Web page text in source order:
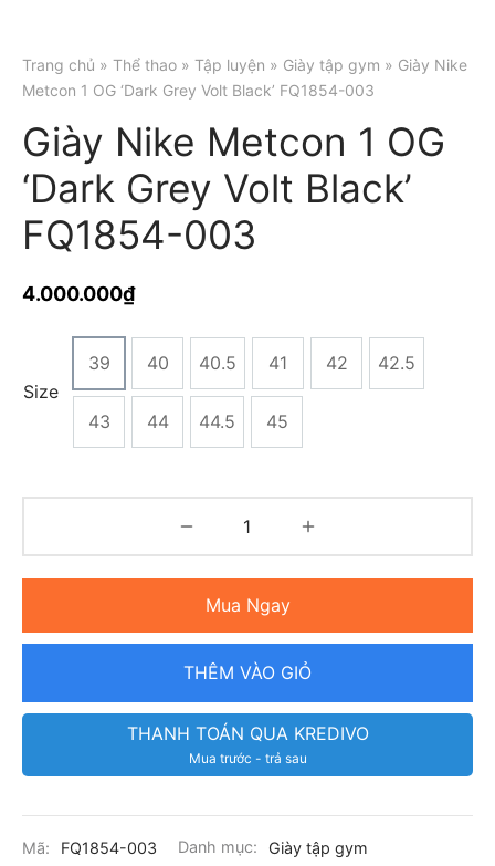
Trang chủ » Thể thao » Tập luyện » Giày tập gym » Giày Nike
Metcon 1 OG ‘Dark Grey Volt Black’ FQ1854-003
Giày Nike Metcon 1 OG
‘Dark Grey Volt Black’
FQ1854-003
4.000.000₫
Size
39 40 40.5 41 42 42.5
43 44 44.5 45
Mua Ngay
THÊM VÀO GIỎ
THANH TOÁN QUA KREDIVO
Mua trước - trả sau
Mã: FQ1854-003 Danh mục:
Giày tập gym